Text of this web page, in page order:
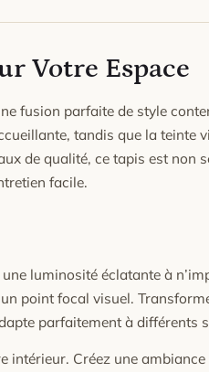
Votre Espace
fusion parfaite de style
tandis que la teinte
de qualité, ce tapis est non
facile.
luminosité éclatante à
point focal visuel.
parfaitement à différents
intérieur. Créez une